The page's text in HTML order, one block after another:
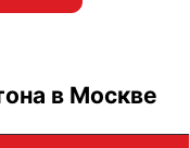
в Москве